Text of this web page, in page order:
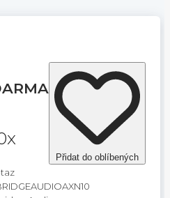
Přidat do oblíbených